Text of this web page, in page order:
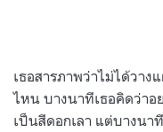
เธอสารภาพว่าไม่ได้วา
ไหน บางนาทีเธอคิดว่า
เป็นสีดอกเลา แต่บางนา